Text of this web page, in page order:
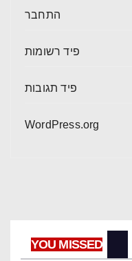
התחבר
פיד רשומות
פיד תגובות
WordPress.org
YOU MISSED